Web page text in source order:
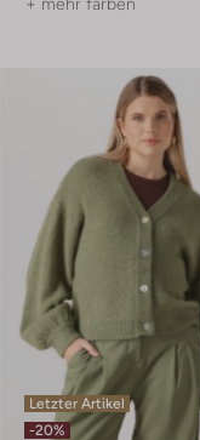
Letzter Artikel
-20%